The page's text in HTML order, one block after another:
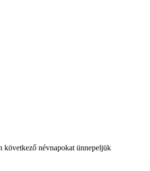
következő névnapokat ünnepeljük